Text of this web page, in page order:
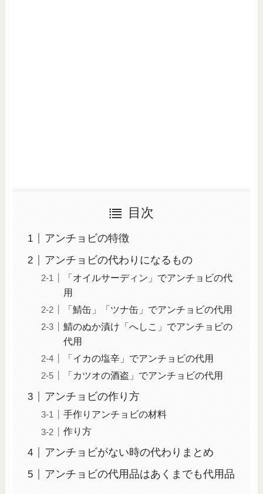
目次
アンチョビの特徴
アンチョビの代わりになるもの
「オイルサーディン」でアンチョビの代
用
「鯖缶」「ツナ缶」でアンチョビの代用
鯖のぬか漬け「へしこ」でアンチョビの
代用
「イカの塩辛」でアンチョビの代用
「カツオの酒盗」でアンチョビの代用
アンチョビの作り方
手作りアンチョビの材料
作り方
アンチョビがない時の代わりまとめ
アンチョビの代用品はあくまでも代用品